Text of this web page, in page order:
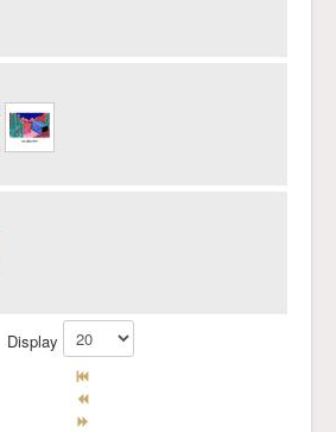
Display